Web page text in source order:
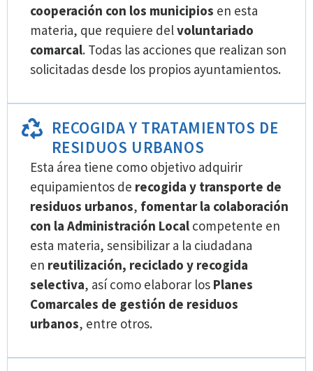
cooperación con los municipios en esta
materia, que requiere delvoluntariado
comarcal. Todas las acciones que realizan son
solicitadas desde los propios ayuntamientos.
RECOGIDA Y TRATAMIENTOS DE
RESIDUOS URBANOS
Esta área tiene como objetivo adquirir
equipamientos de recogida y transporte de
residuos urbanos, fomentar la colaboración
con la Administración Localcompetente en
esta materia, sensibilizar a la ciudadana
en reutilización, reciclado y recogida
selectiva, así como elaborar los Planes
Comarcales de gestión de residuos
urbanos, entre otros.